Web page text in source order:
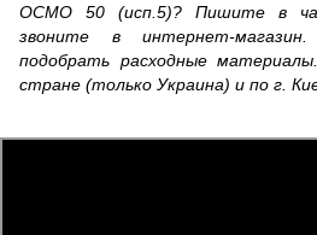
ОСМО 50 (исп.5)? Пишите в
звоните в интернет-
подобрать расходные
стране (только Украина) и по г.